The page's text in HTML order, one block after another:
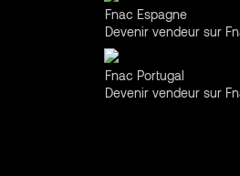
Fnac Espagne
Devenir vendeur sur
Fnac Portugal
Devenir vendeur sur